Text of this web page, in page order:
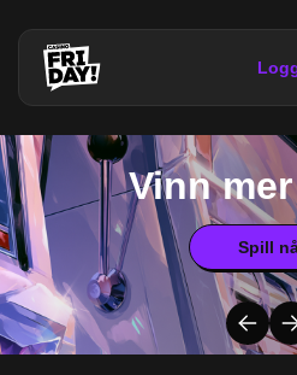
Vinn
Spill